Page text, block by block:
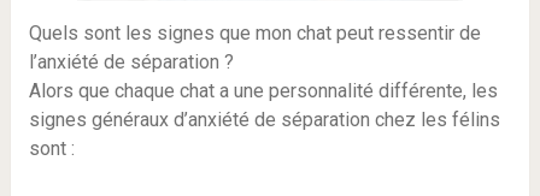
Quels sont les signes que mon chat peut ressentir de
l’anxiété de séparation ?
Alors que chaque chat a une personnalité différente, les
signes généraux d’anxiété de séparation chez les félins
sont :